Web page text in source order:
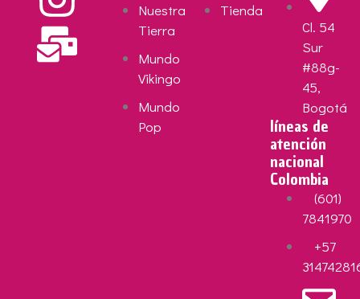
Nuestra
Tierra
Mundo
Vikingo
Mundo
Pop
Tienda
Cl. 54
Sur
#88g-
45,
Bogotá
líneas de
atención
nacional
Colombia
(601)
7841970
+57